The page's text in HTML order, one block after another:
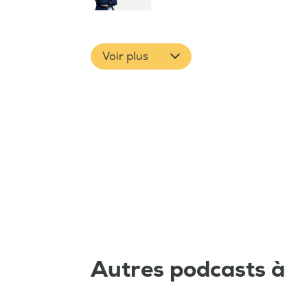
Voir plus
Autres podcasts